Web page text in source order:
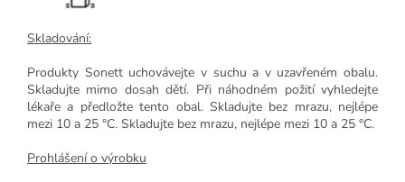
Skladování:
Produkty Sonett uchovávejte v suchu a v uzavřeném obalu.
Skladujte mimo dosah dětí. Při náhodném požití vyhledejte
lékaře a předložte tento obal. Skladujte bez mrazu, nejlépe
mezi 10 a 25 °C. Skladujte bez mrazu, nejlépe mezi 10 a 25 °C.
Prohlášení o výrobku